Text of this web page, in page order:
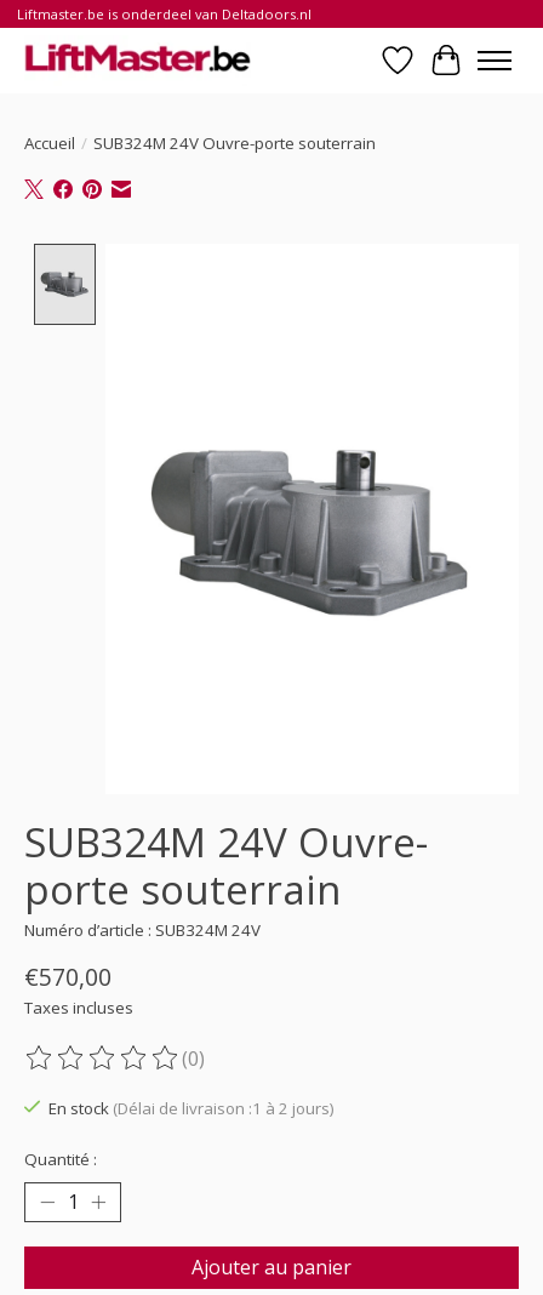
Liftmaster.be is onderdeel van Deltadoors.nl
Liste dePanier
Accueil / SUB324M 24V Ouvre-porte souterrain
SUB324M 24V Ouvre-
porte souterrain
Numéro d’article : SUB324M 24V
€570,00
Taxes incluses
Ce produit est évalué à
(0)
En stock (Délai de livraison :1 à 2 jours)
Quantité :
Ajouter au panier